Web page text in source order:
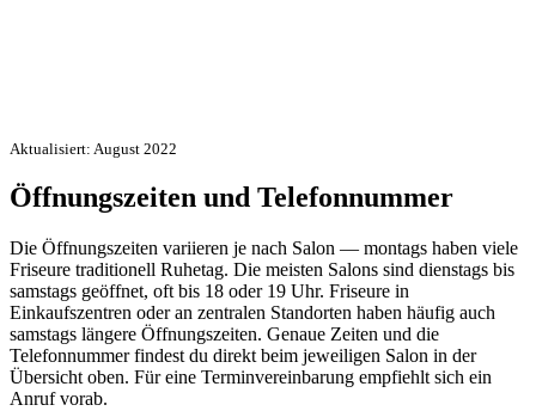
Aktualisiert: August 2022
Öffnungszeiten und Telefonnummer
Die Öffnungszeiten variieren je nach Salon — montags haben viele
Friseure traditionell Ruhetag. Die meisten Salons sind dienstags bis
samstags geöffnet, oft bis 18 oder 19 Uhr. Friseure in
Einkaufszentren oder an zentralen Standorten haben häufig auch
samstags längere Öffnungszeiten. Genaue Zeiten und die
Telefonnummer findest du direkt beim jeweiligen Salon in der
Übersicht oben. Für eine Terminvereinbarung empfiehlt sich ein
Anruf vorab.